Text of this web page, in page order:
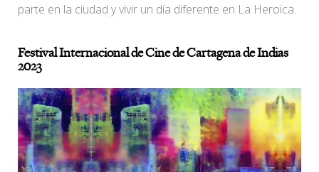
parte en la ciudad y vivir un día diferente en La Heroica.
Festival Internacional de Cine de Cartagena de Indias
2023